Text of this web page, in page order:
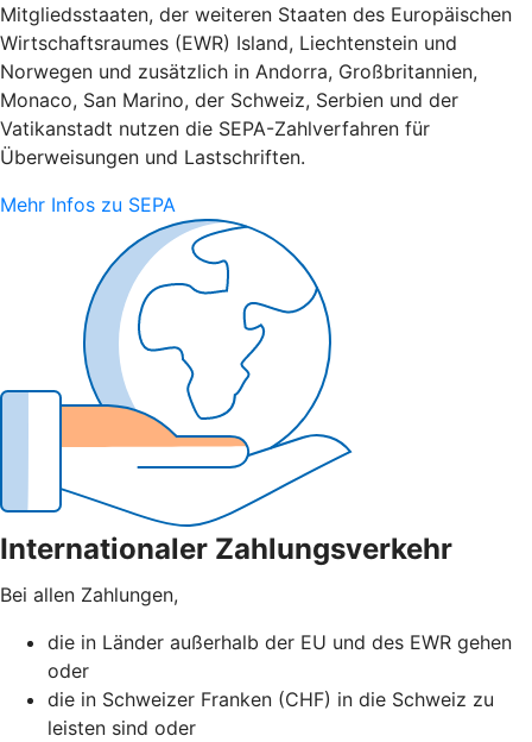
Mitgliedsstaaten, der weiteren Staaten des Europäischen
Wirtschaftsraumes (EWR) Island, Liechtenstein und
Norwegen und zusätzlich in Andorra, Großbritannien,
Monaco, San Marino, der Schweiz, Serbien und der
Vatikanstadt nutzen die SEPA-Zahlverfahren für
Überweisungen und Lastschriften.
Mehr Infos zu SEPA
Internationaler Zahlungsverkehr
Bei allen Zahlungen,
die in Länder außerhalb der EU und des EWR gehen
oder
die in Schweizer Franken (CHF) in die Schweiz zu
leisten sind oder